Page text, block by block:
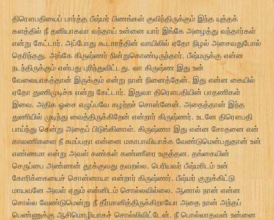
திரௌபதியைப் பார்த்த பீஷ்மர் பிணங்கள் குவிந்திருக்கும் இந்த யுத்தக்
களத்தில் நீ தனியாகவா வந்தாய் உன்னை யார் இங்கே அழைத்து வந்தார்கள்
என்று கேட்டார். அப்போது கூடாரத்தின் வாயிலில் ஏதோ நிழல் அசைவதுபோல்
தெரிந்தது. அங்கே கிருஷ்ணர் நின்றுகொண்டிருந்தார். பீஷ்மருக்கு என்ன
நடந்திருக்கும் என்பது புரிந்துவிட்டது. வா கிருஷ்ண இது உன்
வேலையாகத்தான் இருக்கும் என்று நான் நினைத்தேன். இது என்ன கையில்
ஏதோ துணிமுடிச்சு என்று கேட்டார். இதுவா திரௌபதியின் பாதணிகள்
இவை. அதிக ஓசை எழுப்பவே கழற்றச் சொன்னேன். அதைத்தான் இந்த
துணியில் முடிந்து வைத்திருக்கிறேன் என்றார் கிருஷ்ணர். உடனே திரௌபதி
பாய்ந்து சென்று அதைப் பிடுங்கினாள். கிருஷ்ணா இது என்ன சோதனை என்
காலணிகளை நீ சுமப்பதா என்னை மகாபாவியாக்க வேண்டுமென்பதுதான் உன்
எண்ணமா என்று அவள் கண்கள் கண்ணீரை உகுத்தன. தங்கையின்
செருப்பை அண்ணன் தூக்குவது தவறல்ல. பெரியவர் பீஷ்மரிடம் உன்
கோரிக்கையைச் சொன்னாயா என்றார் கிருஷ்ணர். பீஷ்மர் குறுக்கிட்டு
மாயவனே அவள் ஏதும் என்னிடம் சொல்லவில்லை. ஆனால் நான் என்ன
சொல்ல வேண்டுமென்று நீ தீர்மானித்திருக்கிறாயோ அதை நான் அந்தப்
பெண்ணுக்கு ஆசிமொழியாகச் சொல்லிவிட்டேன். நீ பொல்லாதவன் உன்னை